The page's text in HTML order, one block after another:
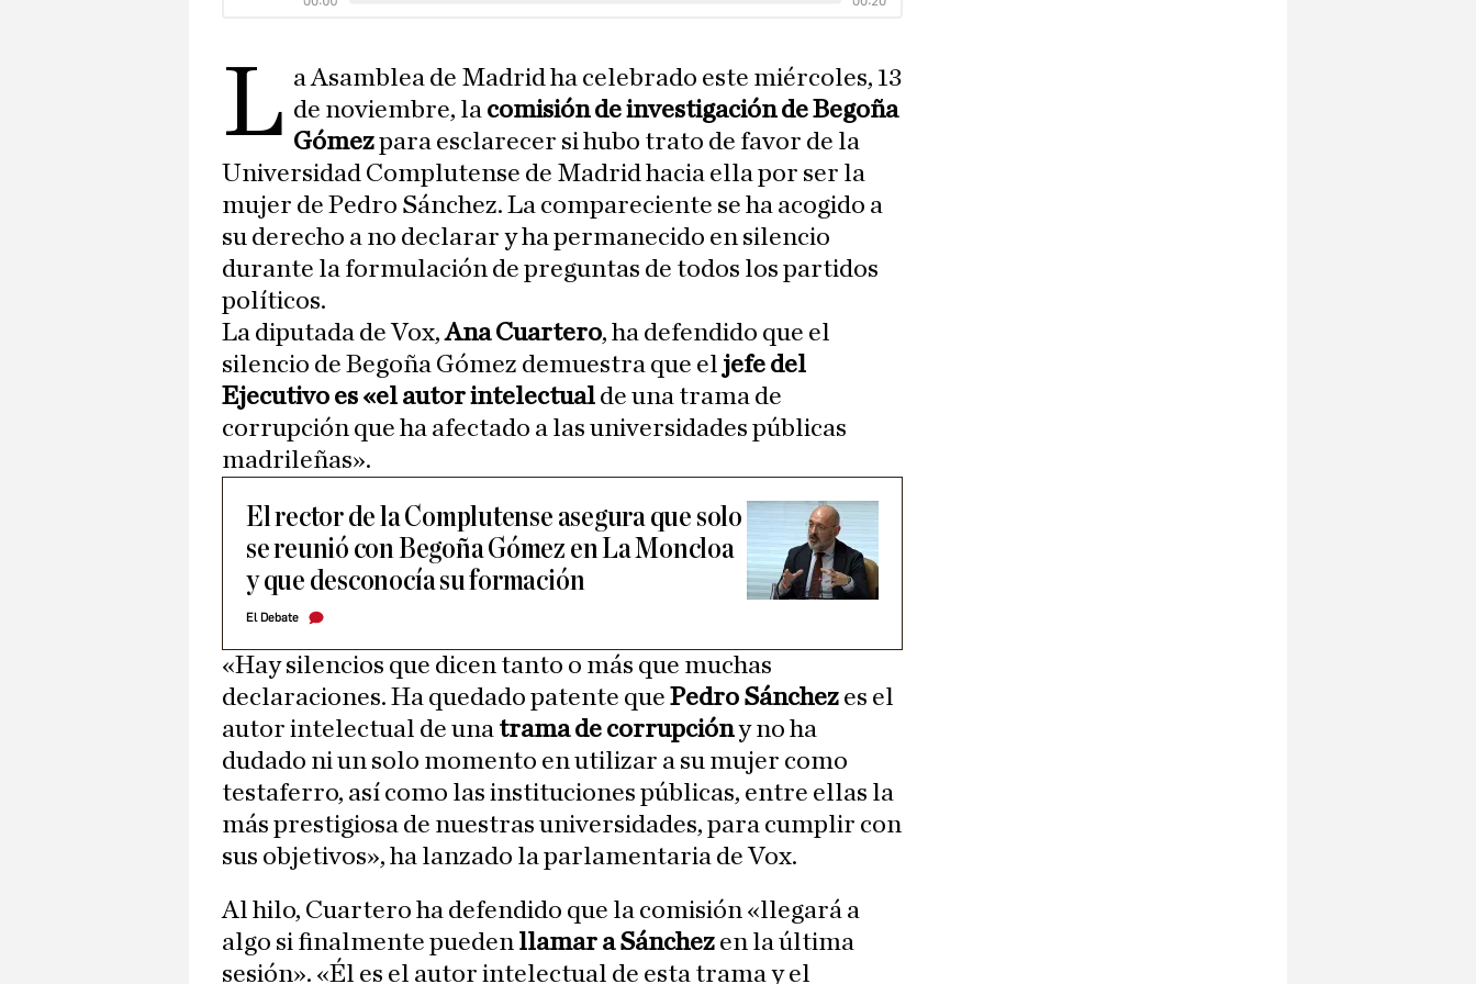
L a Asamblea de Madrid ha celebrado este miércoles, 13
de noviembre, la comisión de investigación de Begoña
Gómezpara esclarecer si hubo trato de favor de la
Universidad Complutense de Madrid hacia ella por ser la
mujer de Pedro Sánchez. La compareciente se ha acogido a
su derecho a no declarar y ha permanecido en silencio
durante la formulación de preguntas de todos los partidos
políticos.
La diputada de Vox,Ana Cuartero, ha defendido que el
silencio de Begoña Gómez demuestra que el jefe del
Ejecutivo es «el autor intelectual de una trama de
corrupción que ha afectado a las universidades públicas
madrileñas».
El rector de la Complutense asegura que solo
se reunió con Begoña Gómez en La Moncloa
y que desconocía su formación
El Debate
«Hay silencios que dicen tanto o más que muchas
declaraciones. Ha quedado patente que Pedro Sánchez es el
autor intelectual de una trama de corrupcióny no ha
dudado ni un solo momento en utilizar a su mujer como
testaferro, así como las instituciones públicas, entre ellas la
más prestigiosa de nuestras universidades, para cumplir con
sus objetivos», ha lanzado la parlamentaria de Vox.
Al hilo, Cuartero ha defendido que la comisión «llegará a
algo si finalmente pueden llamar a Sánchez en la última
sesión». «Él es el autor intelectual de esta trama y el